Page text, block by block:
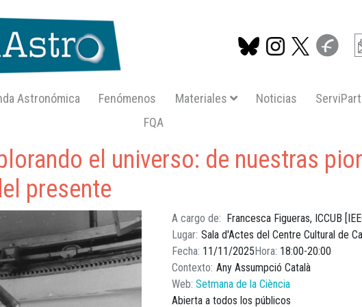
Pasar
contenido
Astronómica Fenómenos Materiales Noticias
FQA
el universo de nuestras pioneras a los
el universo: de nuestras
presente
A cargo de
Francesca Figueras, ICCUB
Lugar Sala d'Actes del Centre Cultural de
Fecha 11/11/2025 Hora 18:00 20:00
Contexto Any Assumpció Català
Web Setmana de la Ciència
Abierta a todos los públicos